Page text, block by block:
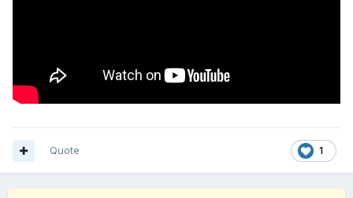
1
Quote